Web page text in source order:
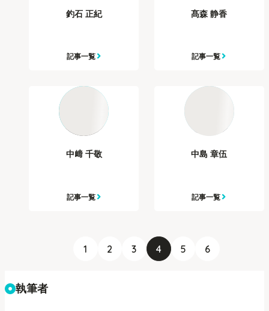
釣石 正紀
記事一覧
髙森 静香
記事一覧
中﨑 千敬
記事一覧
中島 章伍
記事一覧
1 2 3 4 5 6
執筆者